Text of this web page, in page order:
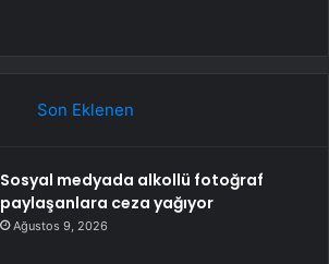
Son Eklenen
Sosyal medyada alkollü fotoğraf
paylaşanlara ceza yağıyor
Ağustos 9, 2026